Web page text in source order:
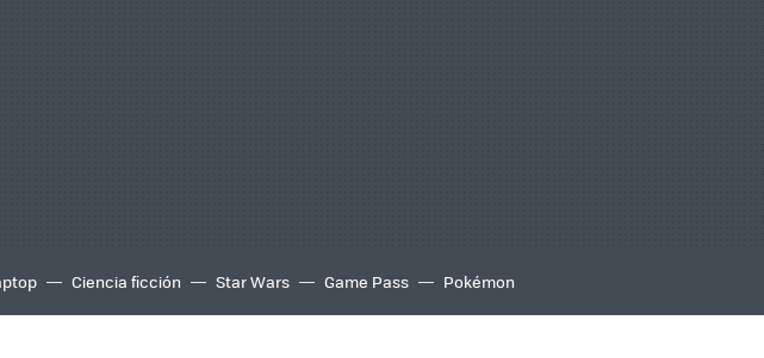
Ciencia ficción Star Wars Game Pass Pokémon